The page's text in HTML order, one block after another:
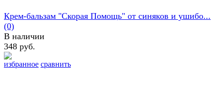
избранное сравнить
Крем-бальзам "Скорая Помощь" от синяков и ушибо...
(0)
В наличии
348 руб.